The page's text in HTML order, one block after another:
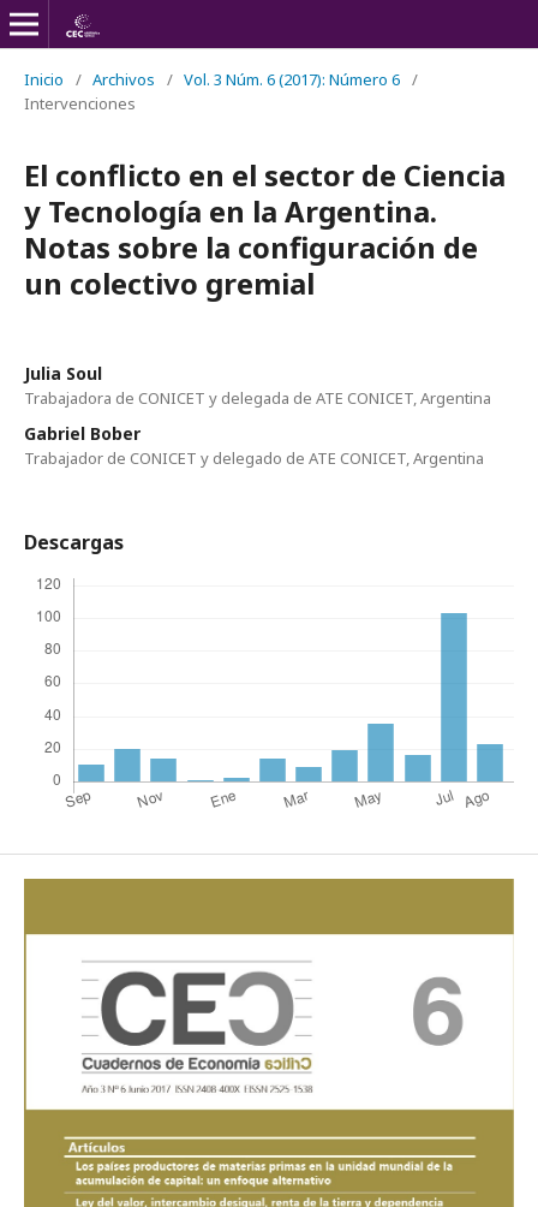
Inicio / Archivos / Vol. 3 Núm. 6 (2017): Número 6 /
Intervenciones
El conflicto en el sector de Ciencia
y Tecnología en la Argentina.
Notas sobre la configuración de
un colectivo gremial
Julia Soul
Trabajadora de CONICET y delegada de ATE CONICET, Argentina
Gabriel Bober
Trabajador de CONICET y delegado de ATE CONICET, Argentina
Descargas